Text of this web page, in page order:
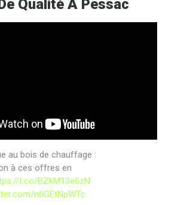
Qualité À Pessac
au bois de chauffage :
à ces offres en
t.co/BZkM13e6zN
n6GEtNpWTc